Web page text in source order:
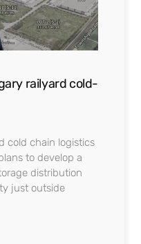
railyard cold-
cold chain logistics
to develop a
distribution
just outside